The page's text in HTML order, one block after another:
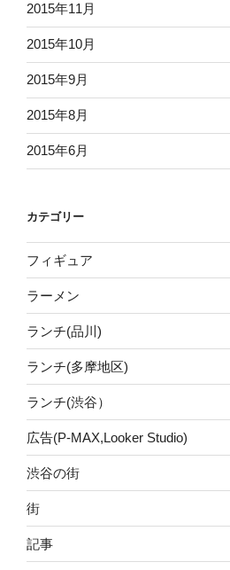
2015年11月
2015年10月
2015年9月
2015年8月
2015年6月
カテゴリー
フィギュア
ラーメン
ランチ(品川)
ランチ(多摩地区)
ランチ(渋谷）
広告(P-MAX,Looker Studio)
渋谷の街
街
記事